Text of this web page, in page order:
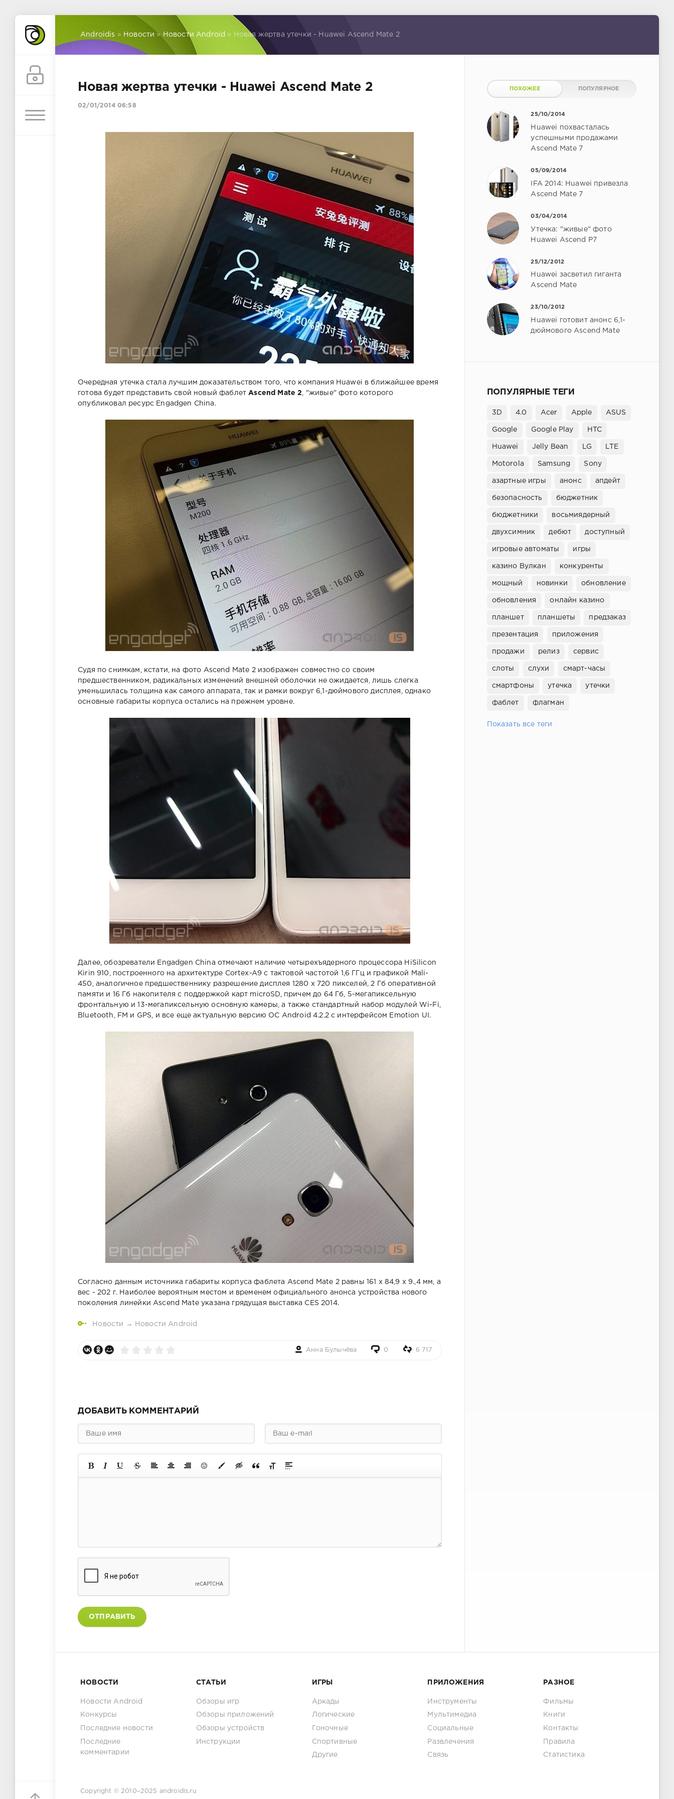
Androidis » Новости » Новости Android » Новая жертва утечки - Huawei Ascend Mate 2
Новая жертва утечки - Huawei Ascend Mate 2
02/01/2014 06:58
Очередная утечка стала лучшим доказательством того, что компания Huawei в ближайшее время
готова будет представить свой новый фаблет Ascend Mate 2
, "живые" фото которого
опубликовал ресурс Engadgen China.
Судя по снимкам, кстати, на фото Ascend Mate 2 изображен совместно со своим
предшественником, радикальных изменений внешней оболочки не ожидается, лишь слегка
уменьшилась толщина как самого аппарата, так и рамки вокруг 6,1-дюймового дисплея, однако
основные габариты корпуса остались на прежнем уровне.
Далее, обозреватели Engadgen China отмечают наличие четырехъядерного процессора HiSilicon
Kirin 910, построенного на архитектуре Cortex-A9 с тактовой частотой 1,6 ГГц и графикой Mali-
450, аналогичное предшественнику разрешение дисплея 1280 х 720 пикселей, 2 Гб оперативной
памяти и 16 Гб накопителя с поддержкой карт microSD, причем до 64 Гб, 5-мегапиксельную
фронтальную и 13-мегапиксельную основную камеры, а также стандартный набор модулей Wi-Fi,
Bluetooth, FM и GPS, и все еще актуальную версию ОС Android 4.2.2 с интерфейсом Emotion UI.
Согласно данным источника габариты корпуса фаблета Ascend Mate 2 равны 161 x 84,9 x 9.,4 мм, а
вес - 202 г. Наиболее вероятным местом и временем официального анонса устройства нового
поколения линейки Ascend Mate указана грядущая выставка CES 2014.
Новости → Новости Android
Анна Булычёва 0 6 717
ДОБАВИТЬ КОММЕНТАРИЙ
ОТПРАВИТЬ
ПОХОЖЕЕ ПОПУЛЯРНОЕ
25/10/2014
Huawei похвасталась
успешными продажами
Ascend Mate 7
05/09/2014
IFA 2014: Huawei привезла
Ascend Mate 7
03/04/2014
Утечка: "живые" фото
Huawei Ascend P7
25/12/2012
Huawei засветил гиганта
Ascend Mate
23/10/2012
Huawei готовит анонс 6,1-
дюймового Ascend Mate
ПОПУЛЯРНЫЕ ТЕГИ
3D 4.0 Acer Apple ASUS
Google Google Play HTC
Huawei Jelly Bean LG LTE
Motorola Samsung Sony
азартные игры анонс апдейт
безопасность бюджетник
бюджетники восьмиядерный
двухсимник дебют доступный
игровые автоматы игры
казино Вулкан конкуренты
мощный новинки обновление
обновления онлайн казино
планшет планшеты предзаказ
презентация приложения
продажи релиз сервис
слоты слухи смарт-часы
смартфоны утечка утечки
фаблет флагман
Показать все теги
НОВОСТИ
Новости Android
Конкурсы
Последние новости
Последние
комментарии
СТАТЬИ
Обзоры игр
Обзоры приложений
Обзоры устройств
Инструкции
ИГРЫ
Аркады
Логические
Гоночные
Спортивные
Другие
ПРИЛОЖЕНИЯ
Инструменты
Мультимедиа
Социальные
Развлечения
Связь
РАЗНОЕ
Фильмы
Книги
Контакты
Правила
Статистика
Copyright © 2010–2025 androidis.ru